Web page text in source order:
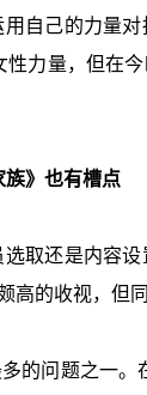
自己的力量
力量，但在
族》也有槽点
取还是内容
的收视，但
的问题之一。